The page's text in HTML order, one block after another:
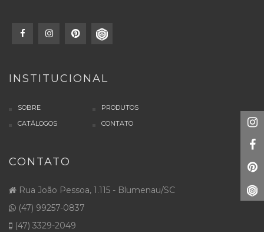
INSTITUCIONAL
SOBRE
PRODUTOS
CATÁLOGOS
CONTATO
CONTATO
Rua João Pessoa, 1.115 - Blumenau/SC
(47) 99257-0837
(47) 3329-2049